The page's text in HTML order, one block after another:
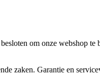
om onze webshop
zaken. Garantie en